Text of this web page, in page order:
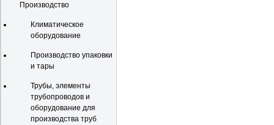
Производство
Климатическое
оборудование
Производство упаковки
и тары
Трубы, элементы
трубопроводов и
оборудование для
производства труб